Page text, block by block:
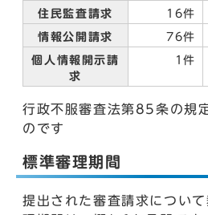
住民監査請求 16件
情報公開請求 76件
個人情報開示請
求
1件
行政不服審査法第85条の規
のです
標準審理期間
提出された審査請求につい